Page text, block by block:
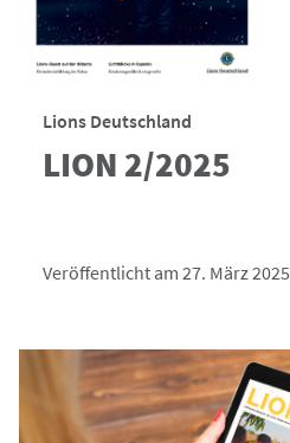
Lions Deutschland
LION 2/2025
Veröffentlicht am 27. März 2025